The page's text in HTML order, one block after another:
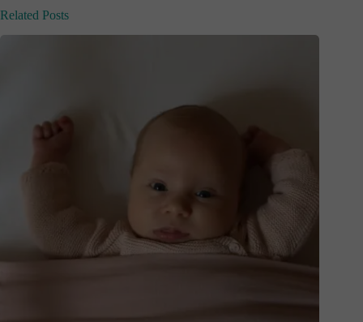
Related Posts